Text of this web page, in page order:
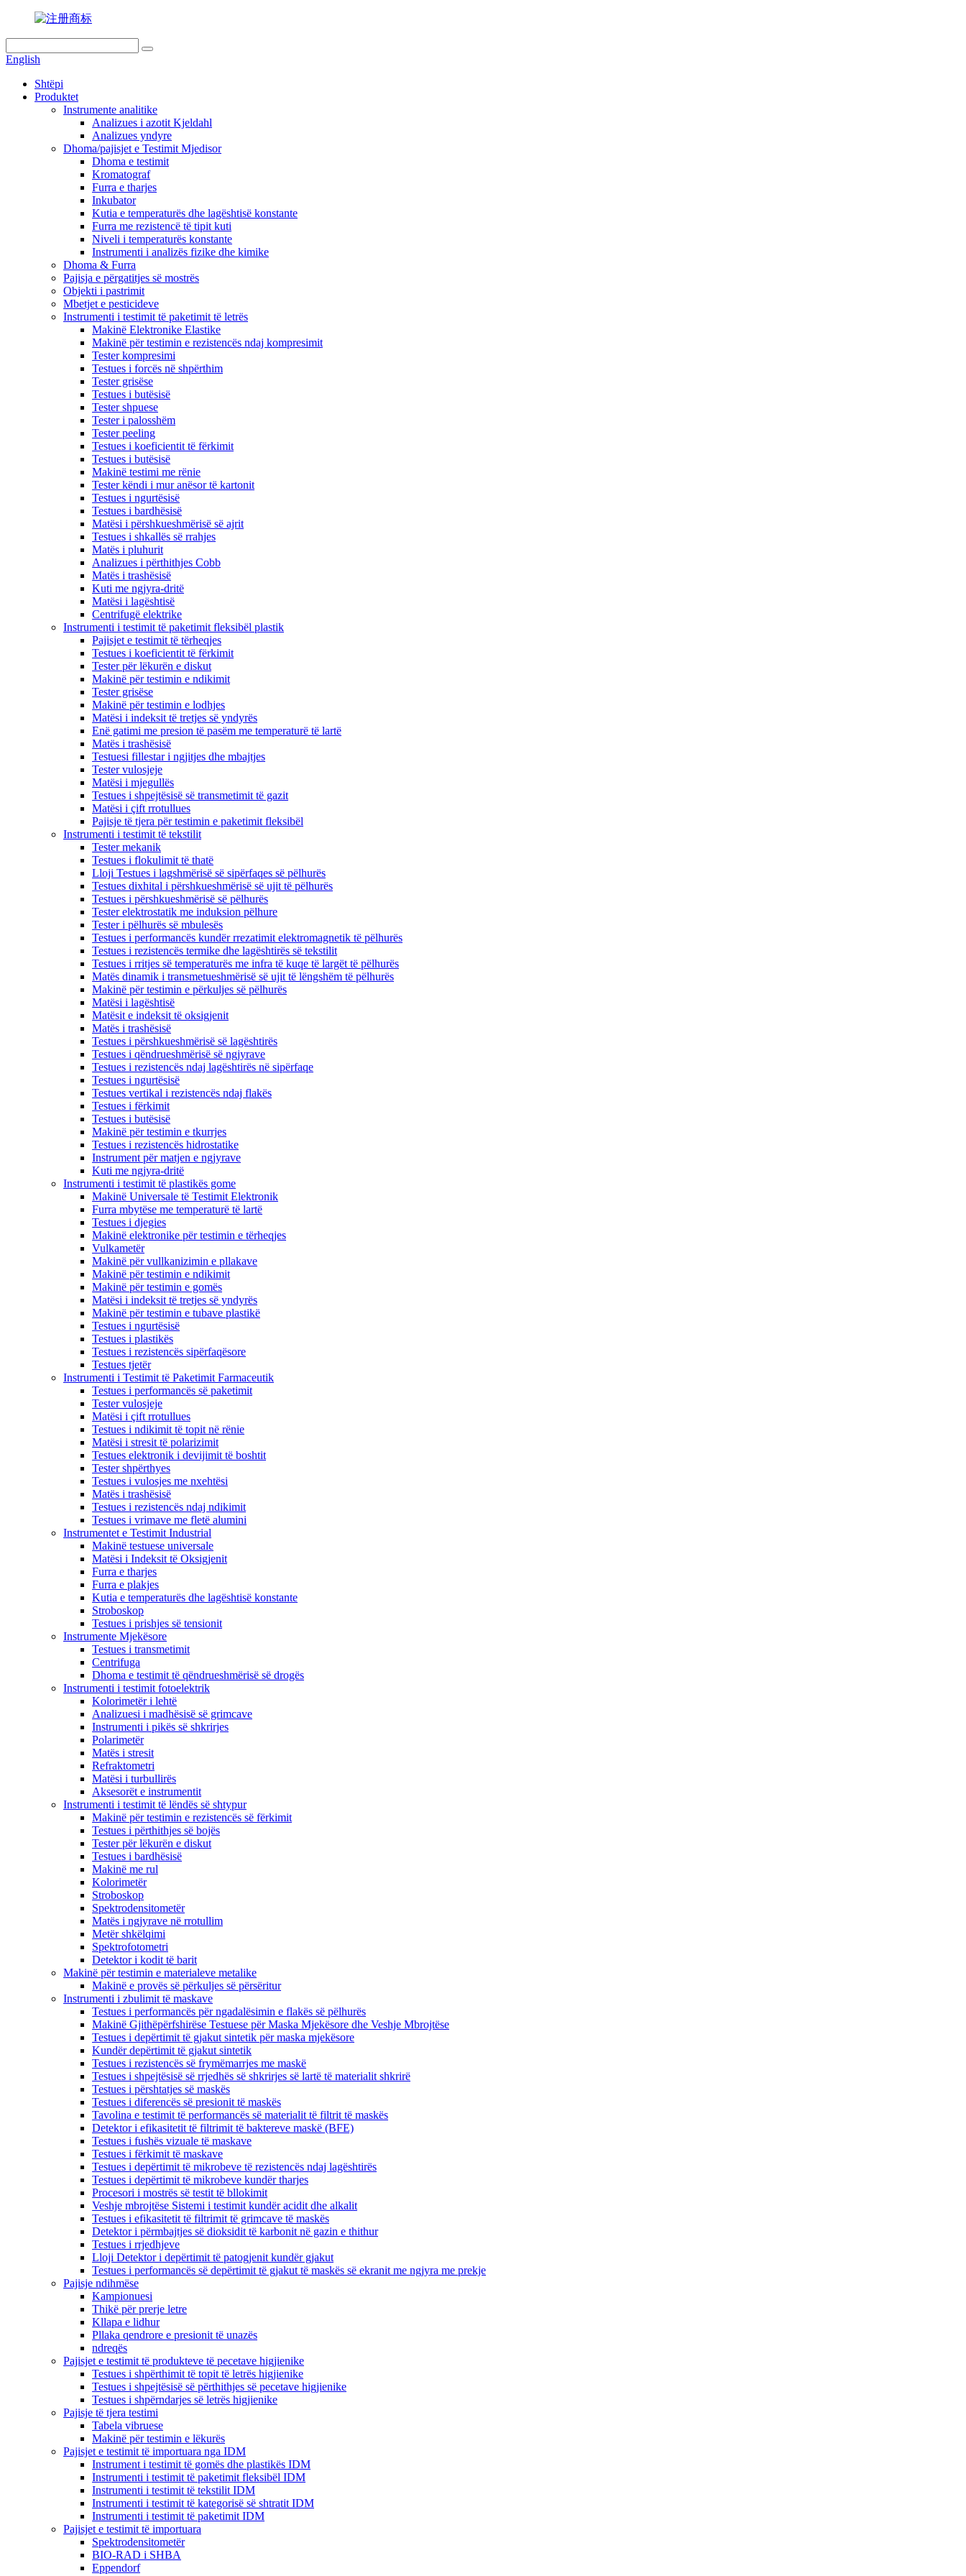
English
Shtëpi
Produktet
Instrumente analitike
Analizues i azotit Kjeldahl
Analizues yndyre
Dhoma/pajisjet e Testimit Mjedisor
Dhoma e testimit
Kromatograf
Furra e tharjes
Inkubator
Kutia e temperaturës dhe lagështisë konstante
Furra me rezistencë të tipit kuti
Niveli i temperaturës konstante
Instrumenti i analizës fizike dhe kimike
Dhoma & Furra
Pajisja e përgatitjes së mostrës
Objekti i pastrimit
Mbetjet e pesticideve
Instrumenti i testimit të paketimit të letrës
Makinë Elektronike Elastike
Makinë për testimin e rezistencës ndaj kompresimit
Tester kompresimi
Testues i forcës në shpërthim
Tester grisëse
Testues i butësisë
Tester shpuese
Tester i palosshëm
Tester peeling
Testues i koeficientit të fërkimit
Testues i butësisë
Makinë testimi me rënie
Tester këndi i mur anësor të kartonit
Testues i ngurtësisë
Testues i bardhësisë
Matësi i përshkueshmërisë së ajrit
Testues i shkallës së rrahjes
Matës i pluhurit
Analizues i përthithjes Cobb
Matës i trashësisë
Kuti me ngjyra-dritë
Matësi i lagështisë
Centrifugë elektrike
Instrumenti i testimit të paketimit fleksibël plastik
Pajisjet e testimit të tërheqjes
Testues i koeficientit të fërkimit
Tester për lëkurën e diskut
Makinë për testimin e ndikimit
Tester grisëse
Makinë për testimin e lodhjes
Matësi i indeksit të tretjes së yndyrës
Enë gatimi me presion të pasëm me temperaturë të lartë
Matës i trashësisë
Testuesi fillestar i ngjitjes dhe mbajtjes
Tester vulosjeje
Matësi i mjegullës
Testues i shpejtësisë së transmetimit të gazit
Matësi i çift rrotullues
Pajisje të tjera për testimin e paketimit fleksibël
Instrumenti i testimit të tekstilit
Tester mekanik
Testues i flokulimit të thatë
Lloji Testues i lagshmërisë së sipërfaqes së pëlhurës
Testues dixhital i përshkueshmërisë së ujit të pëlhurës
Testues i përshkueshmërisë së pëlhurës
Tester elektrostatik me induksion pëlhure
Tester i pëlhurës së mbulesës
Testues i performancës kundër rrezatimit elektromagnetik të pëlhurës
Testues i rezistencës termike dhe lagështirës së tekstilit
Testues i rritjes së temperaturës me infra të kuqe të largët të pëlhurës
Matës dinamik i transmetueshmërisë së ujit të lëngshëm të pëlhurës
Makinë për testimin e përkuljes së pëlhurës
Matësi i lagështisë
Matësit e indeksit të oksigjenit
Matës i trashësisë
Testues i përshkueshmërisë së lagështirës
Testues i qëndrueshmërisë së ngjyrave
Testues i rezistencës ndaj lagështirës në sipërfaqe
Testues i ngurtësisë
Testues vertikal i rezistencës ndaj flakës
Testues i fërkimit
Testues i butësisë
Makinë për testimin e tkurrjes
Testues i rezistencës hidrostatike
Instrument për matjen e ngjyrave
Kuti me ngjyra-dritë
Instrumenti i testimit të plastikës gome
Makinë Universale të Testimit Elektronik
Furra mbytëse me temperaturë të lartë
Testues i djegies
Makinë elektronike për testimin e tërheqjes
Vulkametër
Makinë për vullkanizimin e pllakave
Makinë për testimin e ndikimit
Makinë për testimin e gomës
Matësi i indeksit të tretjes së yndyrës
Makinë për testimin e tubave plastikë
Testues i ngurtësisë
Testues i plastikës
Testues i rezistencës sipërfaqësore
Testues tjetër
Instrumenti i Testimit të Paketimit Farmaceutik
Testues i performancës së paketimit
Tester vulosjeje
Matësi i çift rrotullues
Testues i ndikimit të topit në rënie
Matësi i stresit të polarizimit
Testues elektronik i devijimit të boshtit
Tester shpërthyes
Testues i vulosjes me nxehtësi
Matës i trashësisë
Testues i rezistencës ndaj ndikimit
Testues i vrimave me fletë alumini
Instrumentet e Testimit Industrial
Makinë testuese universale
Matësi i Indeksit të Oksigjenit
Furra e tharjes
Furra e plakjes
Kutia e temperaturës dhe lagështisë konstante
Stroboskop
Testues i prishjes së tensionit
Instrumente Mjekësore
Testues i transmetimit
Centrifuga
Dhoma e testimit të qëndrueshmërisë së drogës
Instrumenti i testimit fotoelektrik
Kolorimetër i lehtë
Analizuesi i madhësisë së grimcave
Instrumenti i pikës së shkrirjes
Polarimetër
Matës i stresit
Refraktometri
Matësi i turbullirës
Aksesorët e instrumentit
Instrumenti i testimit të lëndës së shtypur
Makinë për testimin e rezistencës së fërkimit
Testues i përthithjes së bojës
Tester për lëkurën e diskut
Testues i bardhësisë
Makinë me rul
Kolorimetër
Stroboskop
Spektrodensitometër
Matës i ngjyrave në rrotullim
Metër shkëlqimi
Spektrofotometri
Detektor i kodit të barit
Makinë për testimin e materialeve metalike
Makinë e provës së përkuljes së përsëritur
Instrumenti i zbulimit të maskave
Testues i performancës për ngadalësimin e flakës së pëlhurës
Makinë Gjithëpërfshirëse Testuese për Maska Mjekësore dhe Veshje Mbrojtëse
Testues i depërtimit të gjakut sintetik për maska ​​mjekësore
Kundër depërtimit të gjakut sintetik
Testues i rezistencës së frymëmarrjes me maskë
Testues i shpejtësisë së rrjedhës së shkrirjes së lartë të materialit shkrirë
Testues i përshtatjes së maskës
Testues i diferencës së presionit të maskës
Tavolina e testimit të performancës së materialit të filtrit të maskës
Detektor i efikasitetit të filtrimit të baktereve maskë (BFE)
Testues i fushës vizuale të maskave
Testues i fërkimit të maskave
Testues i depërtimit të mikrobeve të rezistencës ndaj lagështirës
Testues i depërtimit të mikrobeve kundër tharjes
Procesori i mostrës së testit të bllokimit
Veshje mbrojtëse Sistemi i testimit kundër acidit dhe alkalit
Testues i efikasitetit të filtrimit të grimcave të maskës
Detektor i përmbajtjes së dioksidit të karbonit në gazin e thithur
Testues i rrjedhjeve
Lloji Detektor i depërtimit të patogjenit kundër gjakut
Testues i performancës së depërtimit të gjakut të maskës së ekranit me ngjyra me prekje
Pajisje ndihmëse
Kampionuesi
Thikë për prerje letre
Kllapa e lidhur
Pllaka qendrore e presionit të unazës
ndreqës
Pajisjet e testimit të produkteve të pecetave higjienike
Testues i shpërthimit të topit të letrës higjienike
Testues i shpejtësisë së përthithjes së pecetave higjienike
Testues i shpërndarjes së letrës higjienike
Pajisje të tjera testimi
Tabela vibruese
Makinë për testimin e lëkurës
Pajisjet e testimit të importuara nga IDM
Instrument i testimit të gomës dhe plastikës IDM
Instrumenti i testimit të paketimit fleksibël IDM
Instrumenti i testimit të tekstilit IDM
Instrumenti i testimit të kategorisë së shtratit IDM
Instrumenti i testimit të paketimit IDM
Pajisjet e testimit të importuara
Spektrodensitometër
BIO-RAD i SHBA
Eppendorf